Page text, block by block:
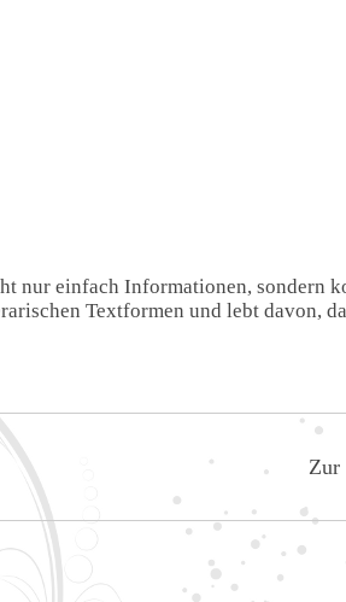
nur einfach Informationen, sondern
Textformen und lebt davon,
Zur